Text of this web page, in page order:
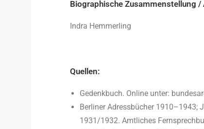
Biographische Zusammenstellung /
Indra Hemmerling
Quellen:
Gedenkbuch. Online unter:
Berliner Adressbücher 1910­–1943;
1931/1932. Amtliches